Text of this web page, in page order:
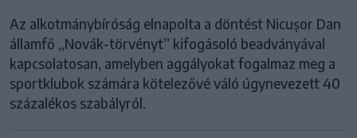
Az alkotmánybíróság elnapolta a döntést Nicușor Dan
államfő „Novák-törvényt” kifogásoló beadványával
kapcsolatosan, amelyben aggályokat fogalmaz meg a
sportklubok számára kötelezővé váló úgynevezett 40
százalékos szabályról.